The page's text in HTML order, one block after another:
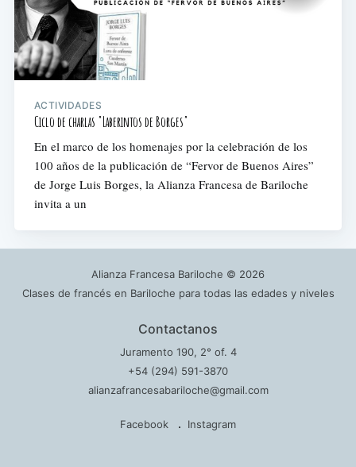
ACTIVIDADES
Ciclo de charlas "Laberintos de Borges"
En el marco de los homenajes por la celebración de los
100 años de la publicación de “Fervor de Buenos Aires”
de Jorge Luis Borges, la Alianza Francesa de Bariloche
invita a un
Alianza Francesa Bariloche © 2026
Clases de francés en Bariloche para todas las edades y niveles
Contactanos
Juramento 190, 2° of. 4
+54 (294) 591-3870
alianzafrancesabariloche@gmail.com
Facebook Instagram